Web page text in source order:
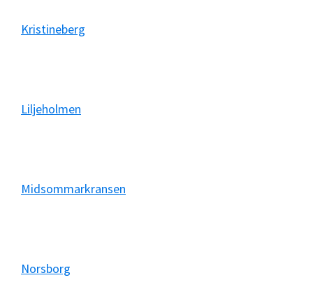
Kristineberg
Liljeholmen
Midsommarkransen
Norsborg